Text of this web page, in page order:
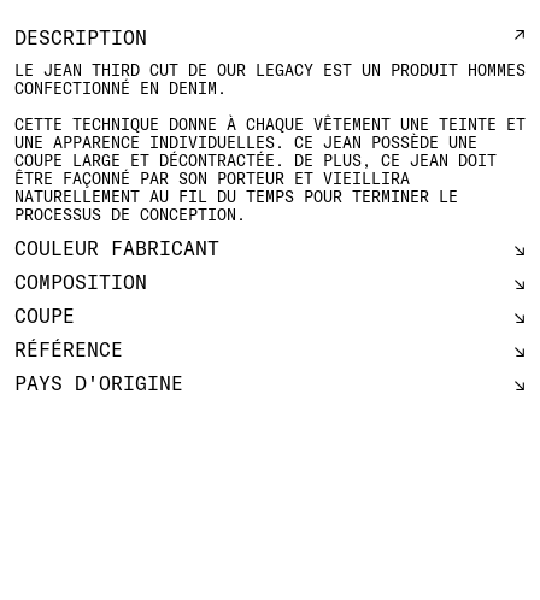
DESCRIPTION
LE JEAN THIRD CUT DE OUR LEGACY EST UN PRODUIT HOMMES
CONFECTIONNÉ EN DENIM.
CETTE TECHNIQUE DONNE À CHAQUE VÊTEMENT UNE TEINTE ET
UNE APPARENCE INDIVIDUELLES. CE JEAN POSSÈDE UNE
COUPE LARGE ET DÉCONTRACTÉE. DE PLUS, CE JEAN DOIT
ÊTRE FAÇONNÉ PAR SON PORTEUR ET VIEILLIRA
NATURELLEMENT AU FIL DU TEMPS POUR TERMINER LE
PROCESSUS DE CONCEPTION.
COULEUR FABRICANT
COMPOSITION
COUPE
RÉFÉRENCE
PAYS D'ORIGINE